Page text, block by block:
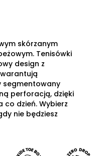
skórzanym
Tenisówki
design z
segmentowany
perforacją, dzięki
dzień. Wybierz
nie będziesz